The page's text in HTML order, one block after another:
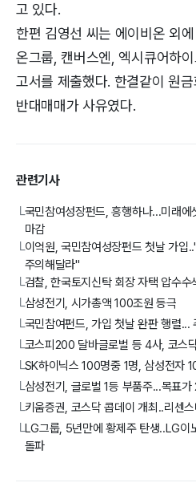
고 있다.
한편 김영선 씨는 에이비온 외
온그룹, 캔버스엔, 엑시큐어하
고서를 제출했다. 한결같이 원
반대매매가 사유였다.
관련기사
└국민참여성장펀드, 흥행하나...미래
마감
└이억원, 국민참여성장펀드 첫날 가입
주의해달라"
└검찰, 한국토지신탁 회장 자택 압수수
└삼성전기, 시가총액 100조원 등극
└국민참여펀드, 가입 첫날 완판 행렬...
└코스피200 달바글로벌 등 4사, 코스
└SK하이닉스 100명중 1명, 삼성전자
└삼성전기, 글로벌 1등 부품주...목표
└키움증권, 코스닥 콥데이 개최..리센
└LG그룹, 5년만에 황제주 탄생..LG이
돌파